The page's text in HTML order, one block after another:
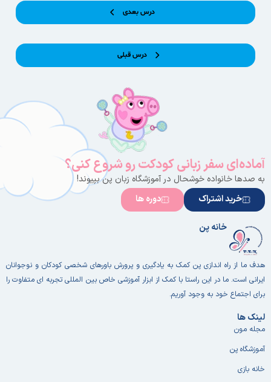
درس قبلی
درس بعدی
آماده‌ای سفر زبانی کودکت رو شروع کنی؟
به صدها خانواده خوشحال در آموزشگاه زبان پن بپیوند!
خرید اشتراک
دوره ها
خانه پن
هدف ما از راه اندازی پن کمک به یادگیری و پرورش باورهای شخصی کودکان و نوجوانان
ایرانی است. ما در این راستا با کمک از ابزار آموزشی خاص بین المللی تجربه ای متفاوت را
برای اجتماع خود به وجود آوریم.
لینک ها
مجله مون
آموزشگاه پن
خانه بازی